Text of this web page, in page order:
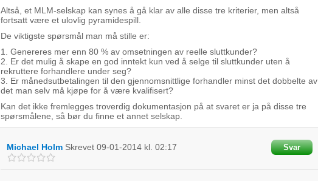
Altså, et MLM-selskap kan synes å gå klar av alle disse tre kriterier, men altså
fortsatt være et ulovlig pyramidespill.
De viktigste spørsmål man må stille er:
1. Genereres mer enn 80 % av omsetningen av reelle sluttkunder?
2. Er det mulig å skape en god inntekt kun ved å selge til sluttkunder uten å
rekruttere forhandlere under seg?
3. Er månedsutbetalingen til den gjennomsnittlige forhandler minst det dobbelte av
det man selv må kjøpe for å være kvalifisert?
Kan det ikke fremlegges troverdig dokumentasjon på at svaret er ja på disse tre
spørsmålene, så bør du finne et annet selskap.
Michael Holm Skrevet 09-01-2014kl. 02:17 Svar